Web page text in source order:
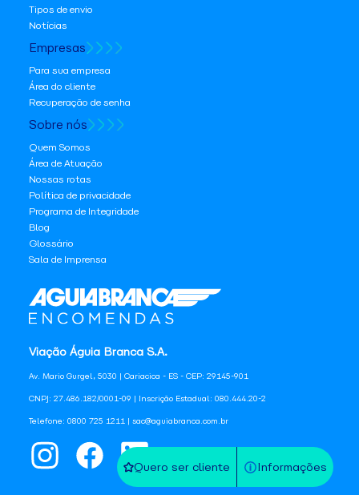
Quero ser cliente Informações
Viação Águia Branca S.A.
Av. Mario Gurgel, 5030 | Cariacica - ES - CEP: 29145-901
CNPJ: 27.486.182/0001-09 | Inscrição Estadual: 080.444.20-2
Telefone: 0800 725 1211 | sac@aguiabranca.com.br
Tipos de envio
Notícias
Empresas
Para sua empresa
Área do cliente
Recuperação de senha
Sobre nós
Quem Somos
Área de Atuação
Nossas rotas
Política de privacidade
Programa de Integridade
Blog
Glossário
Sala de Imprensa